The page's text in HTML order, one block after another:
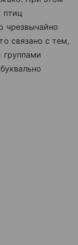
птиц
чрезвычайно
связано с тем,
группами